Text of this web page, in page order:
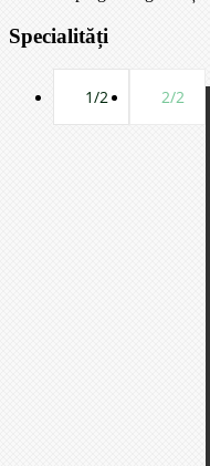
Specialități
1/2 2/2